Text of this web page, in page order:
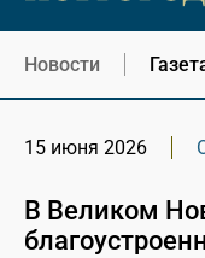
Новости
15 июня 2026
В Великом